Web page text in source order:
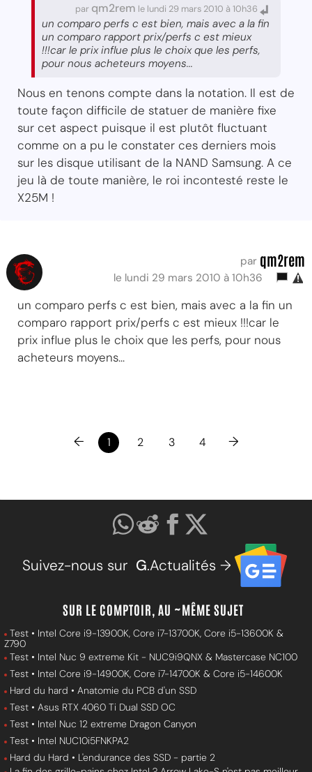
par qm2rem le lundi 29 mars 2010 à 10h36
un comparo perfs c est bien, mais avec a la fin
un comparo rapport prix/perfs c est mieux
!!!car le prix influe plus le choix que les perfs,
pour nous acheteurs moyens...
Nous en tenons compte dans la notation. Il est de
toute façon difficile de statuer de manière fixe
sur cet aspect puisque il est plutôt fluctuant
comme on a pu le constater ces derniers mois
sur les disque utilisant de la NAND Samsung. A ce
jeu là de toute manière, le roi incontesté reste le
X25M !
par qm2rem
le lundi 29 mars 2010 à 10h36
un comparo perfs c est bien, mais avec a la fin un
comparo rapport prix/perfs c est mieux !!!car le
prix influe plus le choix que les perfs, pour nous
acheteurs moyens...
← 1 2 3 4 →
Suivez-nous sur G.Actualités →
SUR LE COMPTOIR, AU ~MÊME SUJET
Test • Intel Core i9-13900K, Core i7-13700K, Core i5-13600K &
Z790
Test • Intel Nuc 9 extreme Kit - NUC9i9QNX & Mastercase NC100
Test • Intel Core i9-14900K, Core i7-14700K & Core i5-14600K
Hard du hard • Anatomie du PCB d'un SSD
Test • Asus RTX 4060 Ti Dual SSD OC
Test • Intel Nuc 12 extreme Dragon Canyon
Test • Intel NUC10i5FNKPA2
Hard du Hard • L'endurance des SSD - partie 2